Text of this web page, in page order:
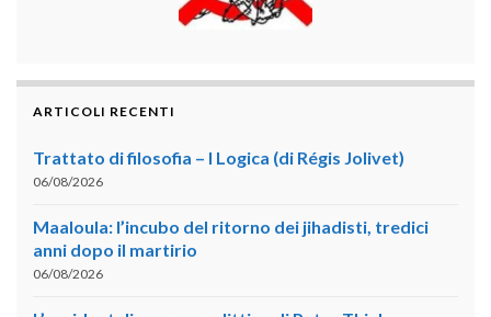
ARTICOLI RECENTI
Trattato di filosofia – I Logica (di Régis Jolivet)
06/08/2026
Maaloula: l’incubo del ritorno dei jihadisti, tredici
anni dopo il martirio
06/08/2026